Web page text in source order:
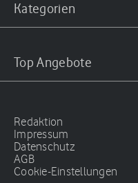
Kategorien
Top Angebote
Redaktion
Impressum
Datenschutz
AGB
Cookie-Einstellungen